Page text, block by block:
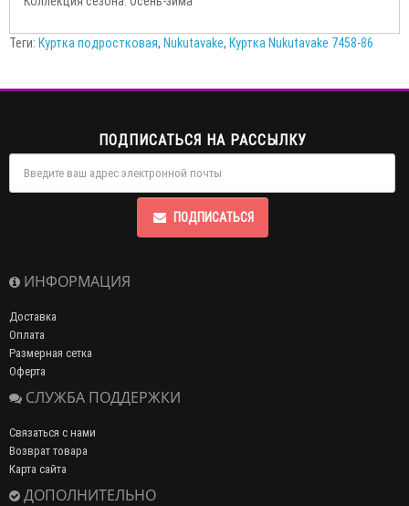
Теги: Куртка подростковая, Nukutavake, Куртка Nukutavake 7458-86
ПОДПИСАТЬСЯ НА РАССЫЛКУ
ПОДПИСАТЬСЯ
ИНФОРМАЦИЯ
Доставка
Оплата
Размерная сетка
Оферта
СЛУЖБА ПОДДЕРЖКИ
Связаться с нами
Возврат товара
Карта сайта
ДОПОЛНИТЕЛЬНО